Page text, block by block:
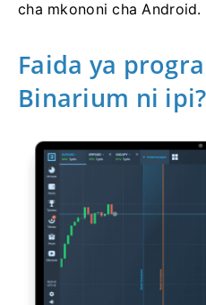
cha mkononi cha Android.
Faida ya
Binarium ni ipi?